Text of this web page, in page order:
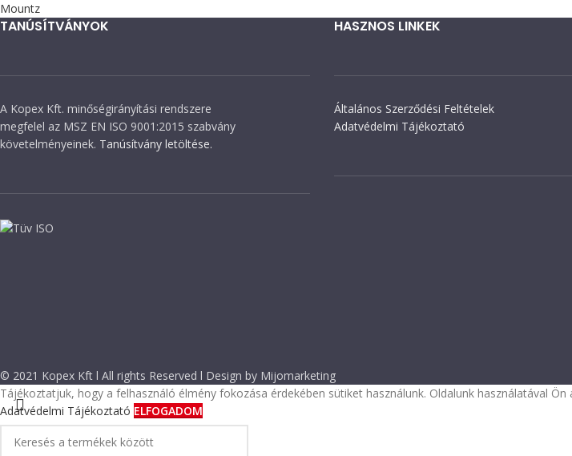
Mountz
TANÚSÍTVÁNYOK
A Kopex Kft. minőségirányítási rendszere
megfelel az MSZ EN ISO 9001:2015 szabvány
követelményeinek. Tanúsítvány letöltése.
HASZNOS LINKEK
Általános Szerződési Feltételek
Adatvédelmi Tájékoztató
© 2021 Kopex Kft l All rights Reserved l Design by Mijomarketing
Tájékoztatjuk, hogy a felhasználó élmény fokozása érdekében sütiket használunk. Oldalunk használatával
Adatvédelmi Tájékoztató ELFOGADOM